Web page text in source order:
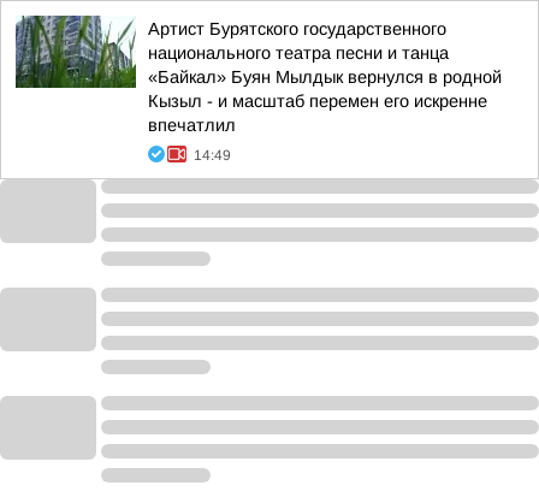
Артист Бурятского государственного
национального театра песни и танца
«Байкал» Буян Мылдык вернулся в родной
Кызыл - и масштаб перемен его искренне
впечатлил
14:49